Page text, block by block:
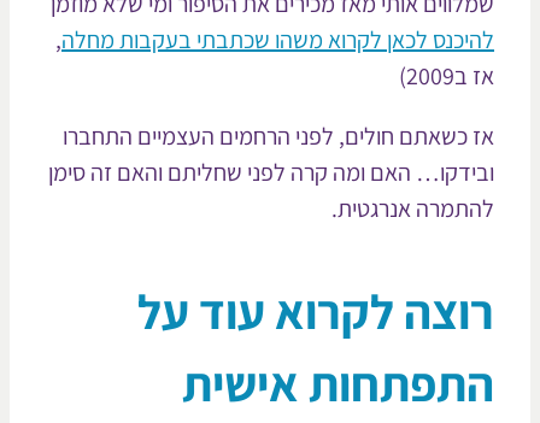
לכאן לקרוא משהו שכתבתי בעקבות מחלה,
כשאתם חולים, לפני הרחמים העצמיים התחברו
האם ומה קרה לפני שחליתם והאם זה סימן
אנרגטית.
לקרוא עוד על
אישית